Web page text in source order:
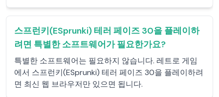
스프런키(ESprunki) 테러 페이즈 30을 플레이하
려면 특별한 소프트웨어가 필요한가요?
특별한 소프트웨어는 필요하지 않습니다. 레트로 게임
에서 스프런키(ESprunki) 테러 페이즈 30을 플레이하려
면 최신 웹 브라우저만 있으면 됩니다.